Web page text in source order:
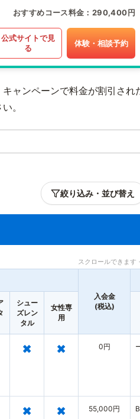
おすすめコース料金 290,400円
公式サイトで見
る
体験・相談予約
ャンペーンで料金が割引され
。
絞り込み・並び替え
スクロールできま
入会金
(税込)
シュー
ズレン
タル
女性専
用
× × 0円
× × 55,000円